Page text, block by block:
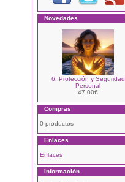
Novedades
6. Protección y Seguridad
Personal
47.00€
Compras
0 productos
Enlaces
Enlaces
Información